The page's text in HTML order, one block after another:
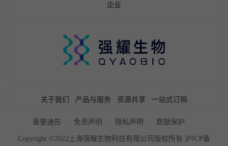
企业
关于我们 产品与服务 资源共享 一站式订购
重要通告 免责声明 隐私声明 数据保护
Copyright ©2022上海强耀生物科技有限公司版权所有 沪ICP备